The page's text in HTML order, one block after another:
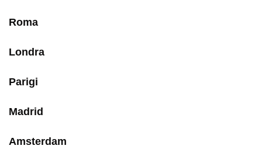
Roma
Londra
Parigi
Madrid
Amsterdam